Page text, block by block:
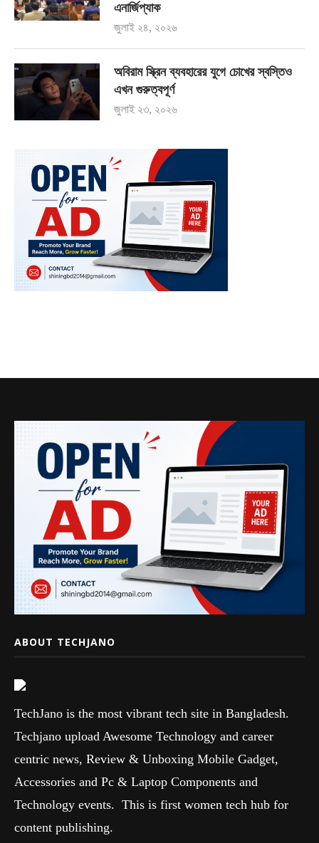
এনার্জিপ্যাক
জুলাই ২৪, ২০২৬
অবিরাম স্ক্রিন ব্যবহারের যুগে চোখের স্বস্তিও
এখন গুরুত্বপূর্ণ
জুলাই ২৩, ২০২৬
ABOUT TECHJANO
TechJano is the most vibrant tech site in Bangladesh.
Techjano upload Awesome Technology and career
centric news, Review & Unboxing Mobile Gadget,
Accessories and Pc & Laptop Components and
Technology events. This is first women tech hub for
content publishing.